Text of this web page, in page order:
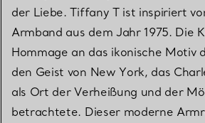
der Liebe. Tiffany T ist inspiriert
Armband aus dem Jahr 1975. Die
Hommage an das ikonische Motiv
den Geist von New York, das
als Ort der Verheißung und der
betrachtete. Dieser moderne